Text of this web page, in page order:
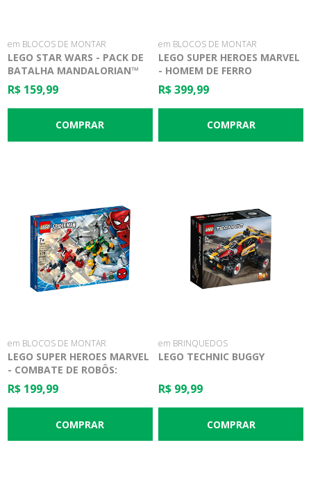
em BLOCOS DE MONTAR
LEGO STAR WARS - PACK DE
BATALHA MANDALORIAN™
R$ 159,99
em BLOCOS DE MONTAR
LEGO SUPER HEROES MARVEL
- HOMEM DE FERRO
HULKBUSTER CONTRA
AGENTE A.I.M
R$ 399,99
em BLOCOS DE MONTAR
LEGO SUPER HEROES MARVEL
- COMBATE DE ROBÔS:
HOMEM-ARANHA E DOUTOR
OCTOPUS
R$ 199,99
em BRINQUEDOS
LEGO TECHNIC BUGGY
R$ 99,99